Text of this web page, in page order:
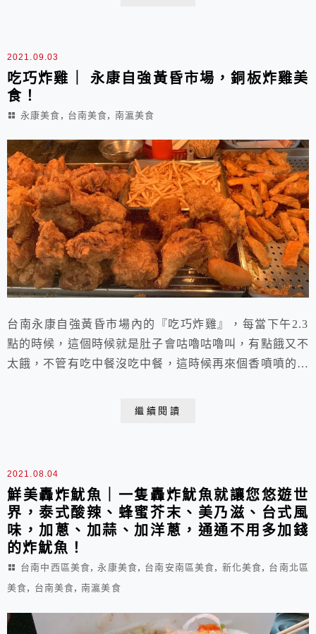
2021.09.03
吃巧炸雞｜ 永康自強黃昏市場，銅板炸雞美
食！
永康美食 , 台南美食, 南瀛美食
台南永康自強黃昏市場內的『吃巧炸雞』，每當下午2.3
點的時候，這個時候就是肚子會咕嚕咕嚕叫，有點餓又不
太餓，不管有吃中餐沒吃中餐，這時候再來個香噴噴的炸
繼續閱讀
2021.08.04
鮮美轟炸魷魚｜一隻轟炸魷魚就讓您悠遊世
界，泰式酸辣、蜂蜜芥末、美乃滋、台式風
味，加蔥、加蒜、加洋蔥，通通不用多加錢
的炸魷魚！
台南中西區美食,永康美食, 台南安南區美食, 新化美食, 台南北區
美食, 台南美食,南瀛美食